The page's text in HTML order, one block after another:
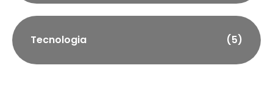
Tecnologia (5)